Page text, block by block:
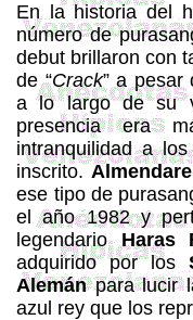
En la historia del
número de
debut brillaron con
de “Crack” a pesar
a lo largo de su
presencia era
intranquilidad a
inscrito.
ese tipo de
el año 1982 y
legendarioHaras
adquirido por los
Alemánpara lucir
azul rey que los